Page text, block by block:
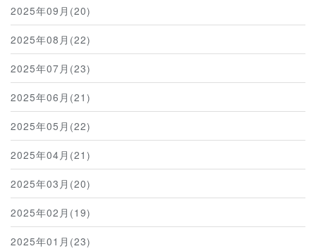
2025年09月(20)
2025年08月(22)
2025年07月(23)
2025年06月(21)
2025年05月(22)
2025年04月(21)
2025年03月(20)
2025年02月(19)
2025年01月(23)